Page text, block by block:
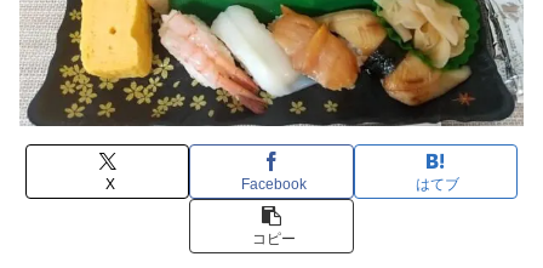
X Facebook はてブ
コピー